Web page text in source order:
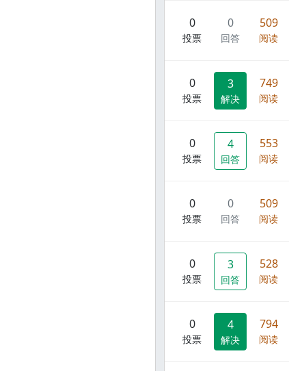
0
投票
0
回答
509
阅读
0
投票
3
解决
749
阅读
0
投票
4
回答
553
阅读
0
投票
0
回答
509
阅读
0
投票
3
回答
528
阅读
0
投票
4
解决
794
阅读